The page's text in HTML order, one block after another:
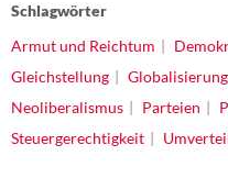
Schlagwörter
Armut und Reichtum
Gleichstellung
Globalisierung
Neoliberalismus
Parteien
Steuergerechtigkeit